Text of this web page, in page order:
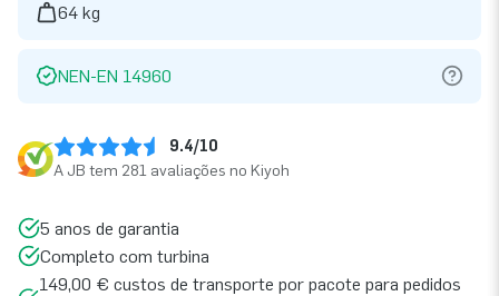
64 kg
NEN-EN 14960
9.4/10
A JB tem 281 avaliações no Kiyoh
5 anos de garantia
Completo com turbina
149,00 € custos de transporte por pacote para pedidos